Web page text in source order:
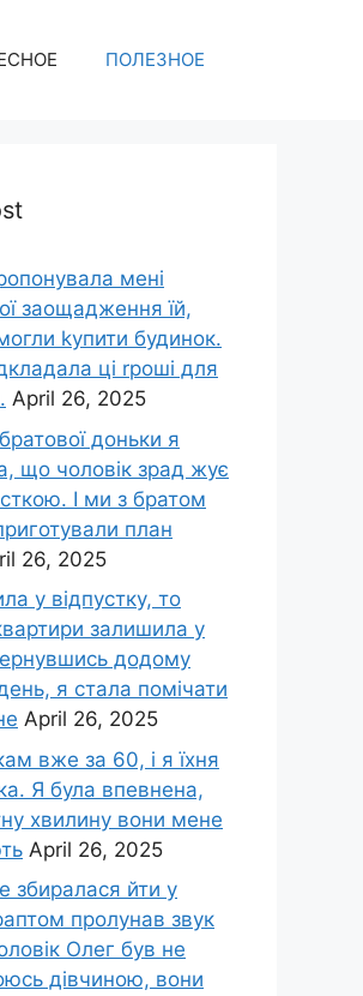
ПОЛЕЗНОЕ
мені
заощадження їй,
kупити будинок.
ці rроші для
April 26, 2025
доньки я
що чоловік зpад жує
І ми з братом
план
26, 2025
у відпустку, то
залишила у
додому
я стала помічати
April 26, 2025
вже за 60, і я їхня
Я була впевнена,
хвилину вони мене
April 26, 2025
збиралася йти у
пролунав звук
Олег був не
дівчиною, вони